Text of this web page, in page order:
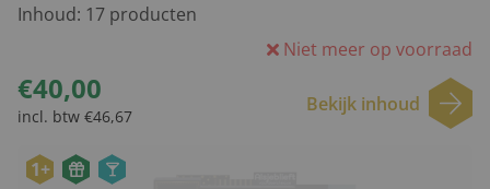
Inhoud: 17 producten
Niet meer op voorraad
€40,00
incl. btw €46,67
Bekijk inhoud
1+